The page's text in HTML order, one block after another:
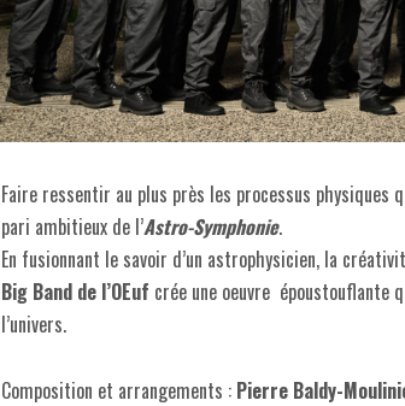
Faire ressentir au plus près les processus physiques
pari ambitieux de l’Astro-Symphonie.
En fusionnant le savoir d’un astrophysicien, la
Big Band de l’OEuf crée une oeuvre époustouflante
l’univers.
Composition et arrangements : Pierre Baldy-